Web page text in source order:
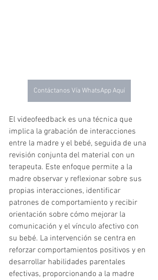
Contáctanos Vía WhatsApp Aquí
El videofeedback es una técnica que
implica la grabación de interacciones
entre la madre y el bebé, seguida de una
revisión conjunta del material con un
terapeuta. Este enfoque permite a la
madre observar y reflexionar sobre sus
propias interacciones, identificar
patrones de comportamiento y recibir
orientación sobre cómo mejorar la
comunicación y el vínculo afectivo con
su bebé. La intervención se centra en
reforzar comportamientos positivos y en
desarrollar habilidades parentales
efectivas, proporcionando a la madre